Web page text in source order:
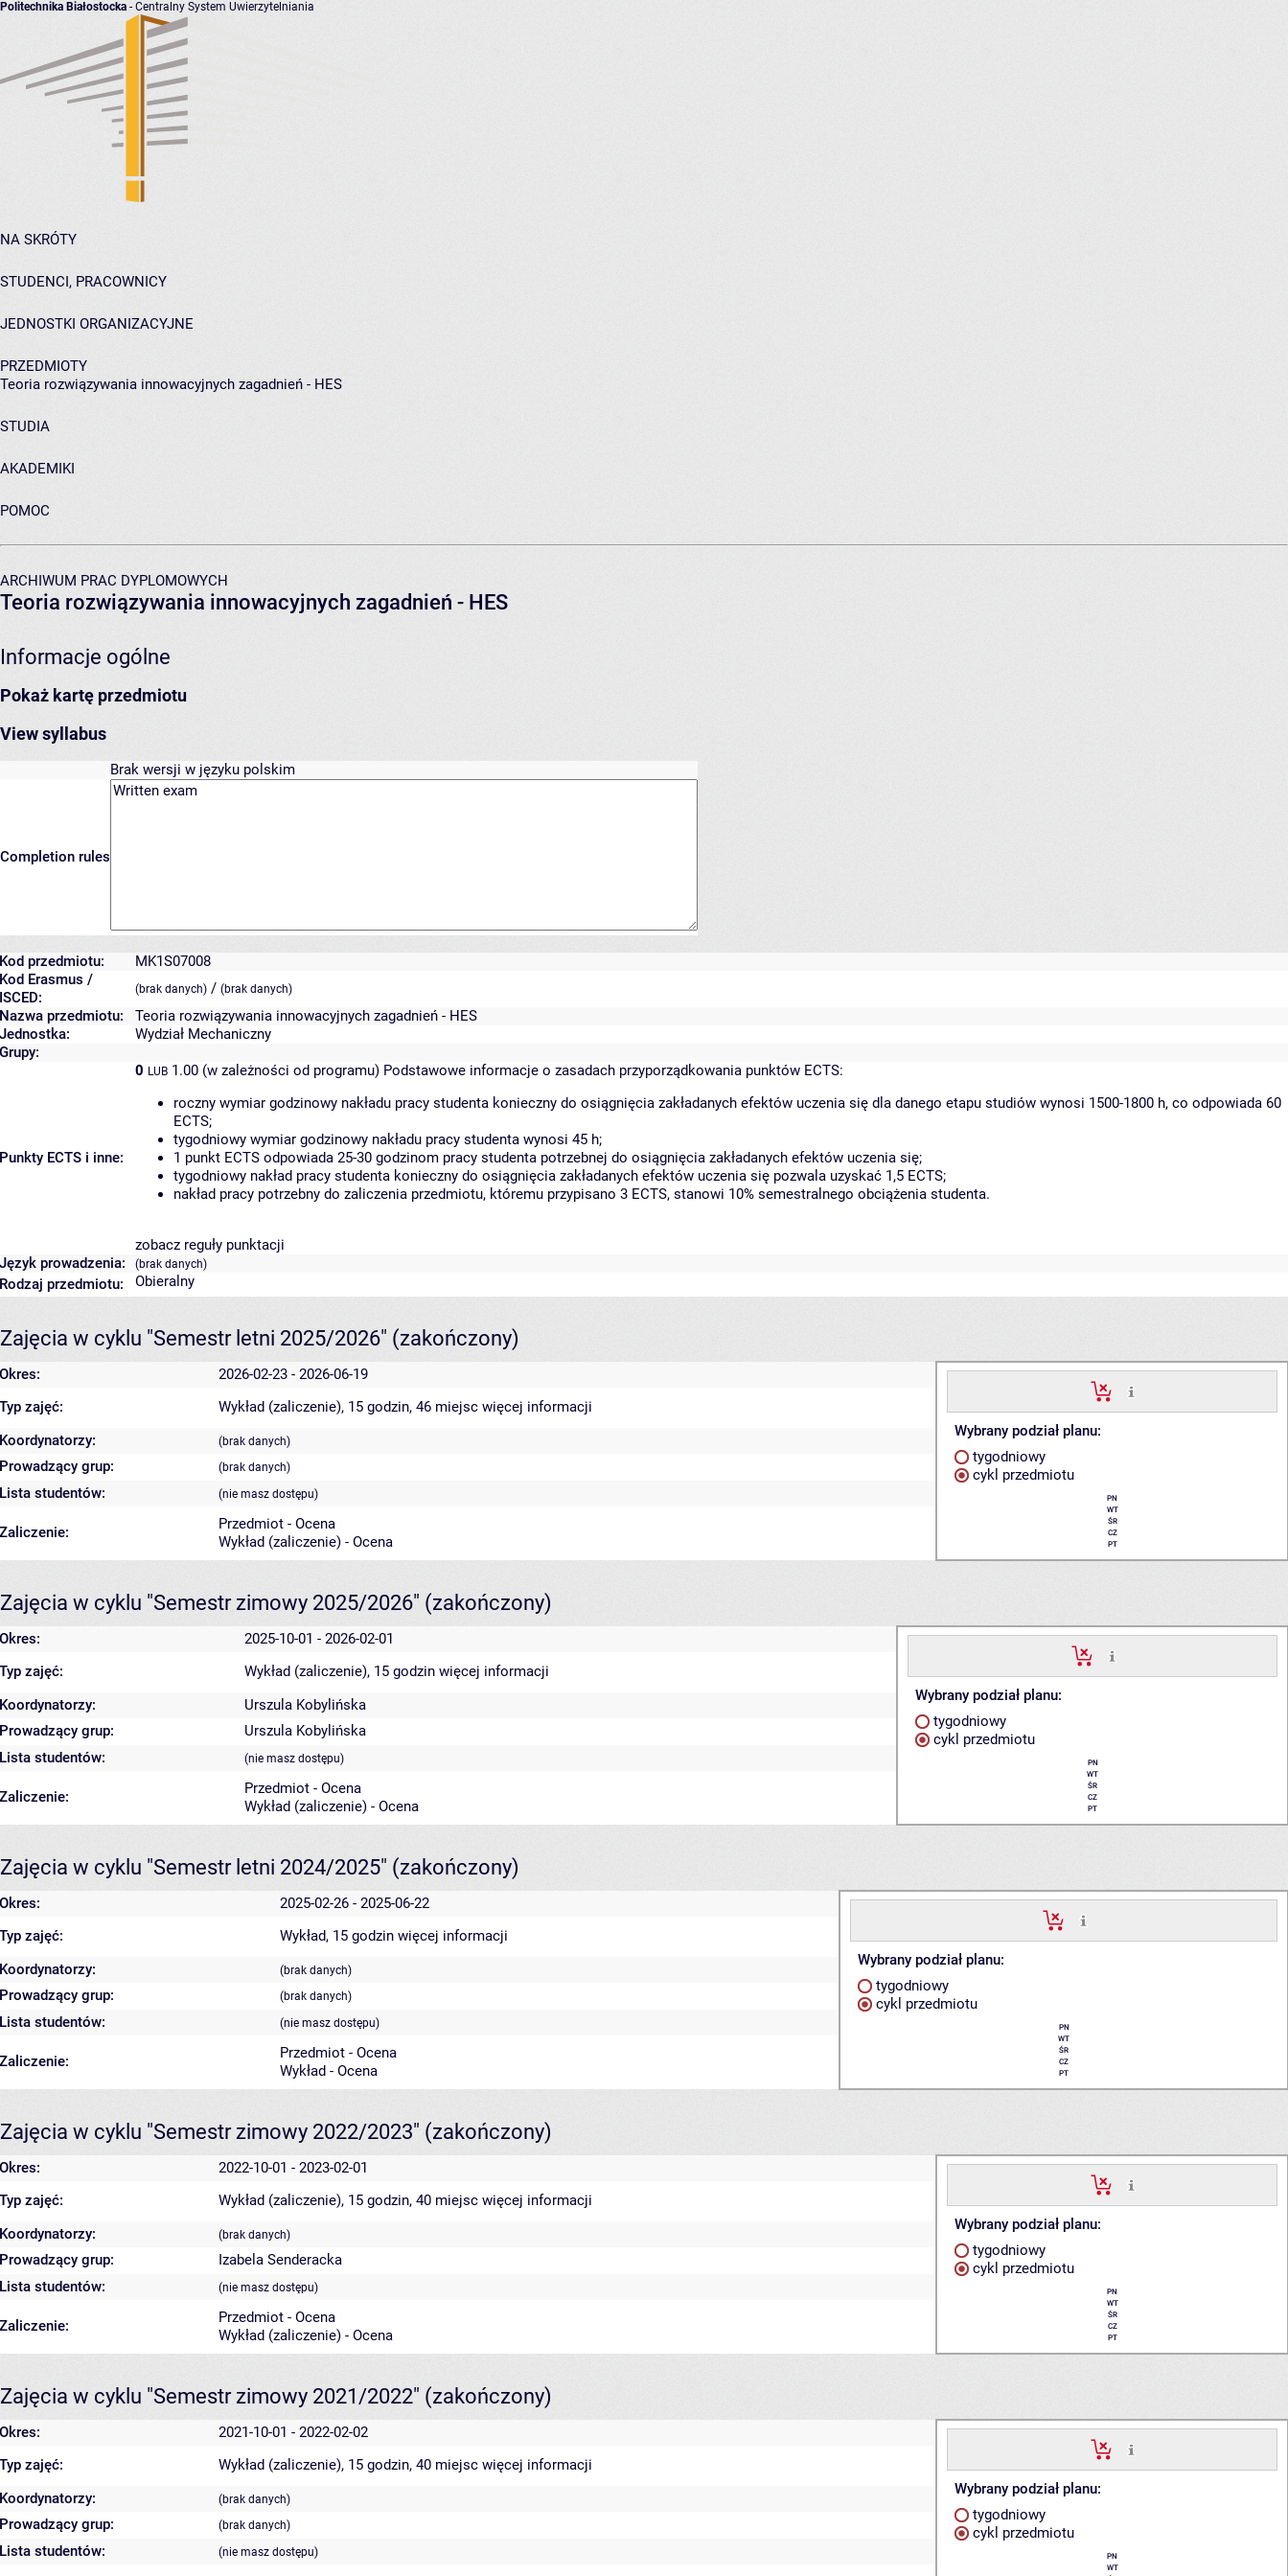
Politechnika Białostocka - Centralny System Uwierzytelniania
NA SKRÓTY
STUDENCI, PRACOWNICY
JEDNOSTKI ORGANIZACYJNE
PRZEDMIOTY
Teoria rozwiązywania innowacyjnych zagadnień - HES
STUDIA
AKADEMIKI
POMOC
ARCHIWUM PRAC DYPLOMOWYCH
Teoria rozwiązywania innowacyjnych zagadnień - HES
Informacje ogólne
Pokaż kartę przedmiotu
View syllabus
Brak wersji w języku polskim
Completion rules
Kod przedmiotu:
MK1S07008
Kod Erasmus /
ISCED:
(brak danych) / (brak danych)
Nazwa przedmiotu:
Teoria rozwiązywania innowacyjnych zagadnień - HES
Jednostka:
Wydział Mechaniczny
Grupy:
Punkty ECTS i inne:
0 LUB 1.00 (w zależności od programu) Podstawowe informacje o zasadach przyporządkowania punktów ECTS:
roczny wymiar godzinowy nakładu pracy studenta konieczny do osiągnięcia zakładanych efektów uczenia się dla danego etapu studiów wynosi 1500-1800 h, co odpowiada 60
ECTS;
tygodniowy wymiar godzinowy nakładu pracy studenta wynosi 45 h;
1 punkt ECTS odpowiada 25-30 godzinom pracy studenta potrzebnej do osiągnięcia zakładanych efektów uczenia się;
tygodniowy nakład pracy studenta konieczny do osiągnięcia zakładanych efektów uczenia się pozwala uzyskać 1,5 ECTS;
nakład pracy potrzebny do zaliczenia przedmiotu, któremu przypisano 3 ECTS, stanowi 10% semestralnego obciążenia studenta.
zobacz reguły punktacji
Język prowadzenia:
(brak danych)
Rodzaj przedmiotu: Obieralny
Zajęcia w cyklu "Semestr letni 2025/2026" (zakończony)
Okres: 2026-02-23 - 2026-06-19
Wybrany podział planu:
tygodniowy
cykl przedmiotu
PN
WT
ŚR
CZ
PT
Typ zajęć: Wykład (zaliczenie), 15 godzin, 46 miejsc więcej informacji
Koordynatorzy:
(brak danych)
Prowadzący grup: (brak danych)
Lista studentów: (nie masz dostępu)
Zaliczenie:
Przedmiot - Ocena
Wykład (zaliczenie) - Ocena
Zajęcia w cyklu "Semestr zimowy 2025/2026" (zakończony)
Okres: 2025-10-01 - 2026-02-01
Wybrany podział planu:
tygodniowy
cykl przedmiotu
PN
WT
ŚR
CZ
PT
Typ zajęć: Wykład (zaliczenie), 15 godzin więcej informacji
Koordynatorzy:
Urszula Kobylińska
Prowadzący grup:
Urszula Kobylińska
Lista studentów:
(nie masz dostępu)
Zaliczenie:
Przedmiot - Ocena
Wykład (zaliczenie) - Ocena
Zajęcia w cyklu "Semestr letni 2024/2025" (zakończony)
Okres: 2025-02-26 - 2025-06-22
Wybrany podział planu:
tygodniowy
cykl przedmiotu
PN
WT
ŚR
CZ
PT
Typ zajęć: Wykład, 15 godzin więcej informacji
Koordynatorzy:
(brak danych)
Prowadzący grup: (brak danych)
Lista studentów: (nie masz dostępu)
Zaliczenie:
Przedmiot - Ocena
Wykład - Ocena
Zajęcia w cyklu "Semestr zimowy 2022/2023" (zakończony)
Okres: 2022-10-01 - 2023-02-01
Wybrany podział planu:
tygodniowy
cykl przedmiotu
PN
WT
ŚR
CZ
PT
Typ zajęć: Wykład (zaliczenie), 15 godzin, 40 miejsc więcej informacji
Koordynatorzy:
(brak danych)
Prowadzący grup:
Izabela Senderacka
Lista studentów:
(nie masz dostępu)
Zaliczenie:
Przedmiot - Ocena
Wykład (zaliczenie) - Ocena
Zajęcia w cyklu "Semestr zimowy 2021/2022" (zakończony)
Okres: 2021-10-01 - 2022-02-02
Wybrany podział planu:
tygodniowy
cykl przedmiotu
PN
WT
Typ zajęć: Wykład (zaliczenie), 15 godzin, 40 miejsc więcej informacji
Koordynatorzy:
(brak danych)
Prowadzący grup: (brak danych)
Lista studentów: (nie masz dostępu)